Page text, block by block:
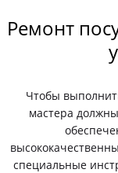
Ремонт
Чтобы
мастера
специальные